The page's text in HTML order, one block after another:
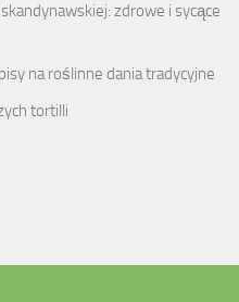
zdrowe i sycące
na roślinne dania tradycyjne
tortilli